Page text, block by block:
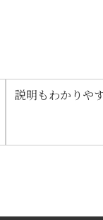
説明もわかりや